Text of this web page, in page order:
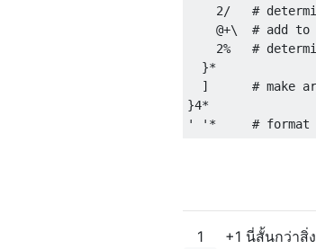
2/   #
@+\  # add to
2%   #
  }*
]      # make
}4*
1
+1 นี่สั้นกว่าสิ่